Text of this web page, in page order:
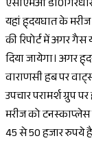
एसीएमओ
यहां ह्दयघात के
की रिपोर्ट में अगर
दिया जायेगा। अगर
वाराणसी हब पर
उपचार परामर्श ग्रुप
मरीज को
45 से 50 हजार रुपये